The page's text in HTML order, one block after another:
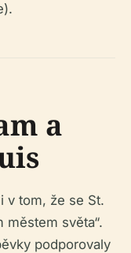
a
v tom, že se St.
městem světa“.
podporovaly